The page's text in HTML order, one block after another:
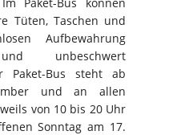
Tüten, Taschen und
Aufbewahrung
unbeschwert
Paket-Bus steht ab
und an allen
von 10 bis 20 Uhr
Sonntag am 17.